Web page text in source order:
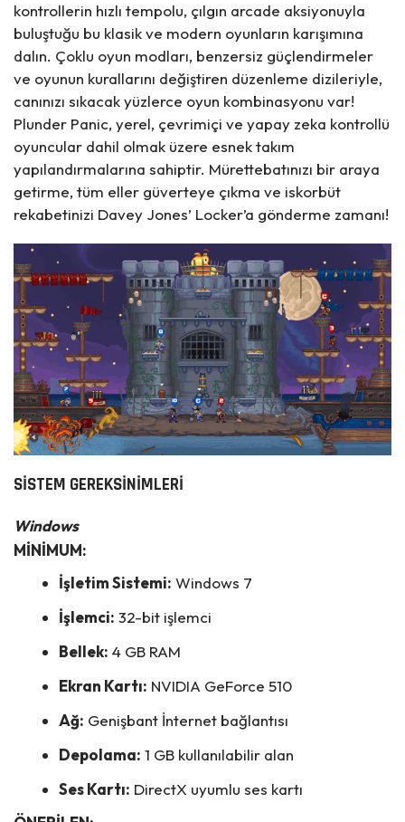
kontrollerin hızlı tempolu, çılgın arcade aksiyonuyla
buluştuğu bu klasik ve modern oyunların karışımına
dalın. Çoklu oyun modları, benzersiz güçlendirmeler
ve oyunun kurallarını değiştiren düzenleme dizileriyle,
canınızı sıkacak yüzlerce oyun kombinasyonu var!
Plunder Panic, yerel, çevrimiçi ve yapay zeka kontrollü
oyuncular dahil olmak üzere esnek takım
yapılandırmalarına sahiptir. Mürettebatınızı bir araya
getirme, tüm eller güverteye çıkma ve iskorbüt
rekabetinizi Davey Jones’ Locker’a gönderme zamanı!
SİSTEM GEREKSİNİMLERİ
Windows
MİNİMUM:
İşletim Sistemi: Windows 7
İşlemci: 32-bit işlemci
Bellek: 4 GB RAM
Ekran Kartı: NVIDIA GeForce 510
Ağ: Genişbant İnternet bağlantısı
Depolama: 1 GB kullanılabilir alan
Ses Kartı: DirectX uyumlu ses kartı